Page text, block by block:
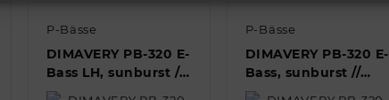
P-Bässe
DIMAVERY PB-320 E-
Bass LH, sunburst //
DIMAVERY PB-320 E-
P-Bässe
DIMAVERY PB-320 E-
Bass, sunburst //
DIMAVERY PB-320 E-